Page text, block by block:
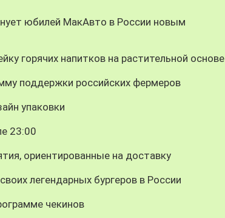
юбилей МакАвто в России новым
горячих напитков на растительной основе
поддержки российских фермеров
упаковки
23:00
ориентированные на доставку
легендарных бургеров в России
чекинов